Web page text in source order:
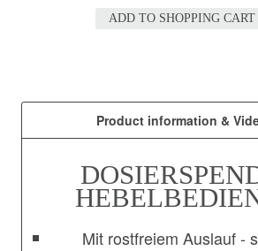
ADD TO SHOPPING CART
Product information &
Mit rostfreiem Auslauf -